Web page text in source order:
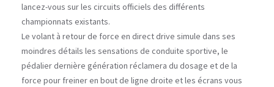
lancez-vous sur les circuits officiels des différents
championnats existants.
Le volant à retour de force en direct drive simule dans ses
moindres détails les sensations de conduite sportive, le
pédalier dernière génération réclamera du dosage et de la
force pour freiner en bout de ligne droite et les écrans vous